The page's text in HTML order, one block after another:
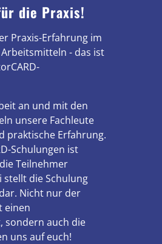
die Praxis!
Praxis-Erfahrung im
- das ist
an und mit den
unsere Fachleute
praktische Erfahrung.
Schulungen ist
Teilnehmer
stellt die Schulung
Nicht nur der
einen
sondern auch die
uns auf euch!